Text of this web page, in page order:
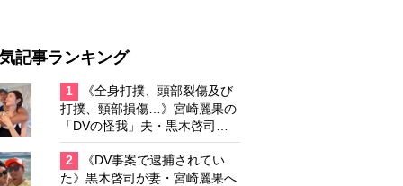
記事ランキング
1
《全身打撲、頭部裂傷及び
打撲、頸部損傷…》宮崎麗果の
「DVの怪我」夫・黒木啓司の
逮捕で始まる「夫婦の闘争」
2
《DV事案で逮捕されてい
た》黒木啓司が妻・宮崎麗果へ